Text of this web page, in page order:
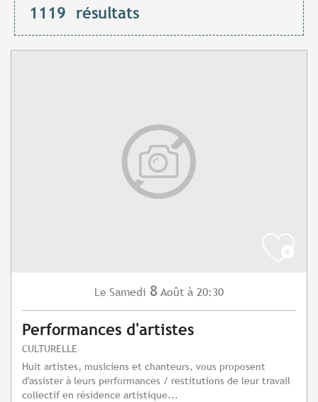
1119 résultats
Le Samedi 8 Août à 20:30
Performances d'artistes
CULTURELLE
Huit artistes, musiciens et chanteurs, vous proposent
d'assister à leurs performances / restitutions de leur travail
collectif en résidence artistique...